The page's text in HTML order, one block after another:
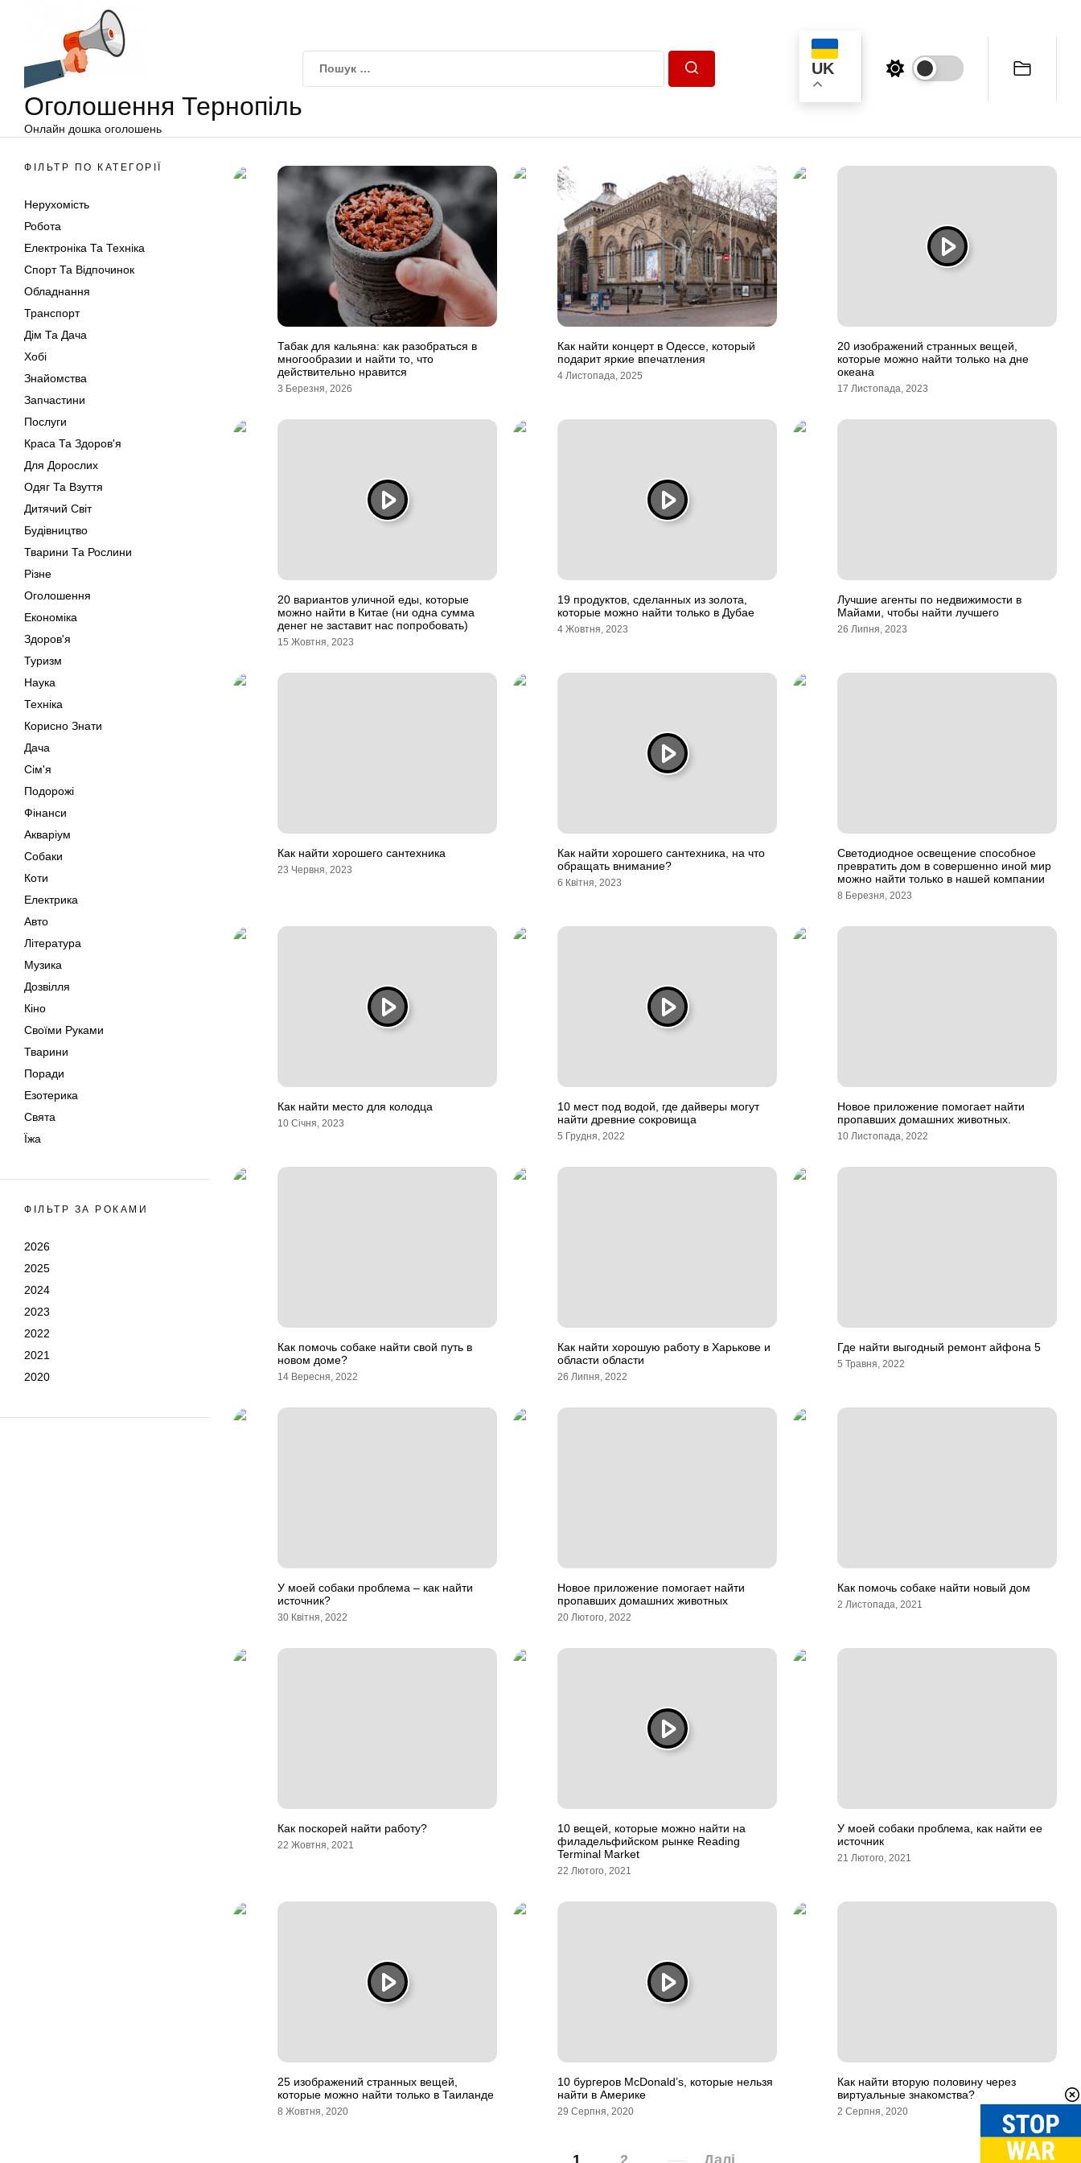
Оголошення Тернопіль
Онлайн дошка оголошень
UK
ФІЛЬТР ПО КАТЕГОРІЇ
Нерухомість
Робота
Електроніка Та Техніка
Спорт Та Відпочинок
Обладнання
Транспорт
Дім Та Дача
Хобі
Знайомства
Запчастини
Послуги
Краса Та Здоров'я
Для Дорослих
Одяг Та Взуття
Дитячий Світ
Будівництво
Тварини Та Рослини
Різне
Оголошення
Економіка
Здоров'я
Туризм
Наука
Техніка
Корисно Знати
Дача
Сім'я
Подорожі
Фінанси
Акваріум
Собаки
Коти
Електрика
Авто
Література
Музика
Дозвілля
Кіно
Своїми Руками
Тварини
Поради
Езотерика
Свята
Їжа
ФІЛЬТР ЗА РОКАМИ
2026
2025
2024
2023
2022
2021
2020
Табак для кальяна: как разобраться в
многообразии и найти то, что
действительно нравится
3 Березня, 2026
Как найти концерт в Одессе, который
подарит яркие впечатления
4 Листопада, 2025
20 изображений странных вещей,
которые можно найти только на дне
океана
17 Листопада, 2023
20 вариантов уличной еды, которые
можно найти в Китае (ни одна сумма
денег не заставит нас попробовать)
15 Жовтня, 2023
19 продуктов, сделанных из золота,
которые можно найти только в Дубае
4 Жовтня, 2023
Лучшие агенты по недвижимости в
Майами, чтобы найти лучшего
26 Липня, 2023
Как найти хорошего сантехника
23 Червня, 2023
Как найти хорошего сантехника, на что
обращать внимание?
6 Квітня, 2023
Светодиодное освещение способное
превратить дом в совершенно иной мир
можно найти только в нашей компании
8 Березня, 2023
Как найти место для колодца
10 Січня, 2023
10 мест под водой, где дайверы могут
найти древние сокровища
5 Грудня, 2022
Новое приложение помогает найти
пропавших домашних животных.
10 Листопада, 2022
Как помочь собаке найти свой путь в
новом доме?
14 Вересня, 2022
Как найти хорошую работу в Харькове и
области области
26 Липня, 2022
Где найти выгодный ремонт айфона 5
5 Травня, 2022
У моей собаки проблема – как найти
источник?
30 Квітня, 2022
Новое приложение помогает найти
пропавших домашних животных
20 Лютого, 2022
Как помочь собаке найти новый дом
2 Листопада, 2021
Как поскорей найти работу?
22 Жовтня, 2021
10 вещей, которые можно найти на
филадельфийском рынке Reading
Terminal Market
22 Лютого, 2021
У моей собаки проблема, как найти ее
источник
21 Лютого, 2021
25 изображений странных вещей,
которые можно найти только в Таиланде
8 Жовтня, 2020
10 бургеров McDonald’s, которые нельзя
найти в Америке
29 Серпня, 2020
Как найти вторую половину через
виртуальные знакомства?
2 Серпня, 2020
1 2 Далі